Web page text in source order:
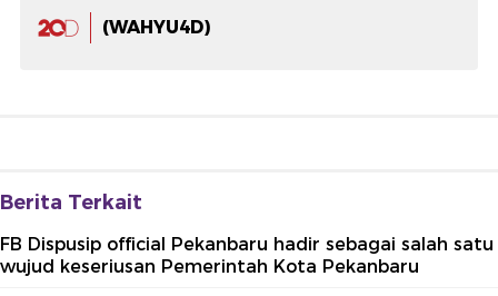
(WAHYU4D)
Berita Terkait
FB Dispusip official Pekanbaru hadir sebagai salah satu
wujud keseriusan Pemerintah Kota Pekanbaru